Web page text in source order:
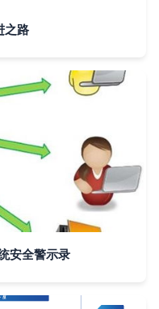
之路
安全警示录